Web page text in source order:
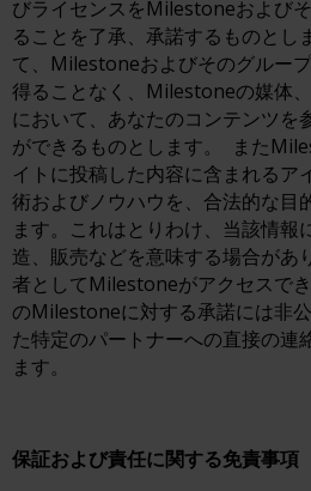
びライセンスをMilestoneおよび
ることを了承、承諾するものとし
て、Milestoneおよびそのグルー
得ることなく、Milestoneの媒体
において、あなたのコンテンツを
ができるものとします。 また
イトに投稿した内容に含まれるア
術およびノウハウを、合法的な目
ます。これはとりわけ、当該情報
造、販売などを意味する場合があ
者としてMilestoneがアクセスで
のMilestoneに対する承諾には非
た特定のパートナーへの直接の連
ます。
保証および責任に関する免責事項